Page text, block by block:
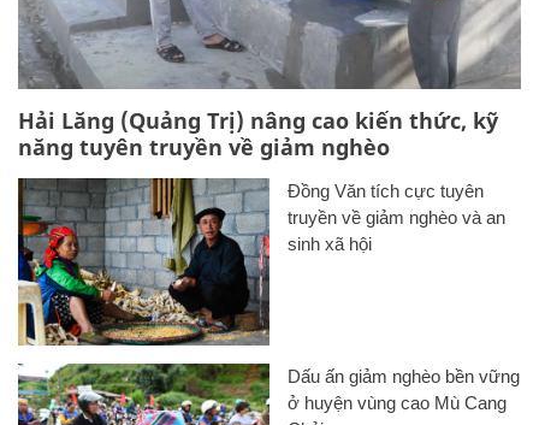
Hải Lăng (Quảng Trị) nâng cao kiến thức, kỹ
năng tuyên truyền về giảm nghèo
Đồng Văn tích cực tuyên
truyền về giảm nghèo và an
sinh xã hội
Dấu ấn giảm nghèo bền vững
ở huyện vùng cao Mù Cang